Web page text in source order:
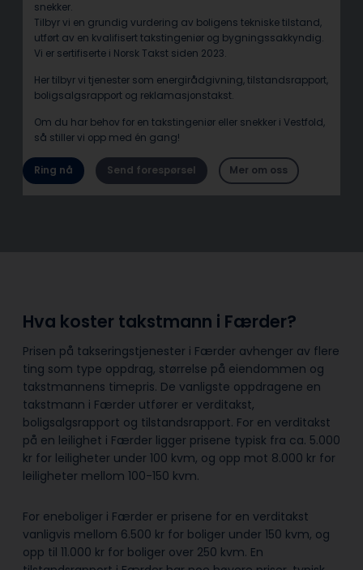
snekker.
Tilbyr vi en grundig vurdering av boligens tekniske tilstand,
utført av en kvalifisert takstingeniør og bygningssakkyndig.
Vi er sertifiserte i Norsk Takst siden 2023.
Her tilbyr vi tjenester som energirådgivning, tilstandsrapport,
boligsalgsrapport og reklamasjonstakst.
Om du har behov for en takstingeniør eller snekker i Vestfold,
så stiller vi opp med én gang!
Ring nå Send forespørsel Mer om oss
Hva koster takstmann i Færder?
Prisen på takseringstjenester i Færder avhenger av flere
ting som type oppdrag, størrelse på eiendommen og
takstmannens timepris. De vanligste oppdragene en
takstmann i Færder utfører er verditakst,
boligsalgsrapport og tilstandsrapport. For en verditakst
på en leilighet i Færder ligger prisene typisk fra ca. 5.000
kr for leiligheter under 100 kvm, og opp mot 8.000 kr for
leiligheter mellom 100-150 kvm.
For eneboliger i Færder er prisene for en verditakst
vanligvis mellom 6.500 kr for boliger under 150 kvm, og
opp til 11.000 kr for boliger over 250 kvm. En